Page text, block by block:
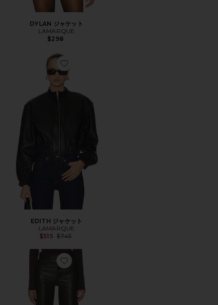
DYLAN ジャケット
LAMARQUE
$298
Favorite EDITH ジャケット
EDITH ジャケット
LAMARQUE
$515 Previous price:
$745
Favorite SHANNON パンツ